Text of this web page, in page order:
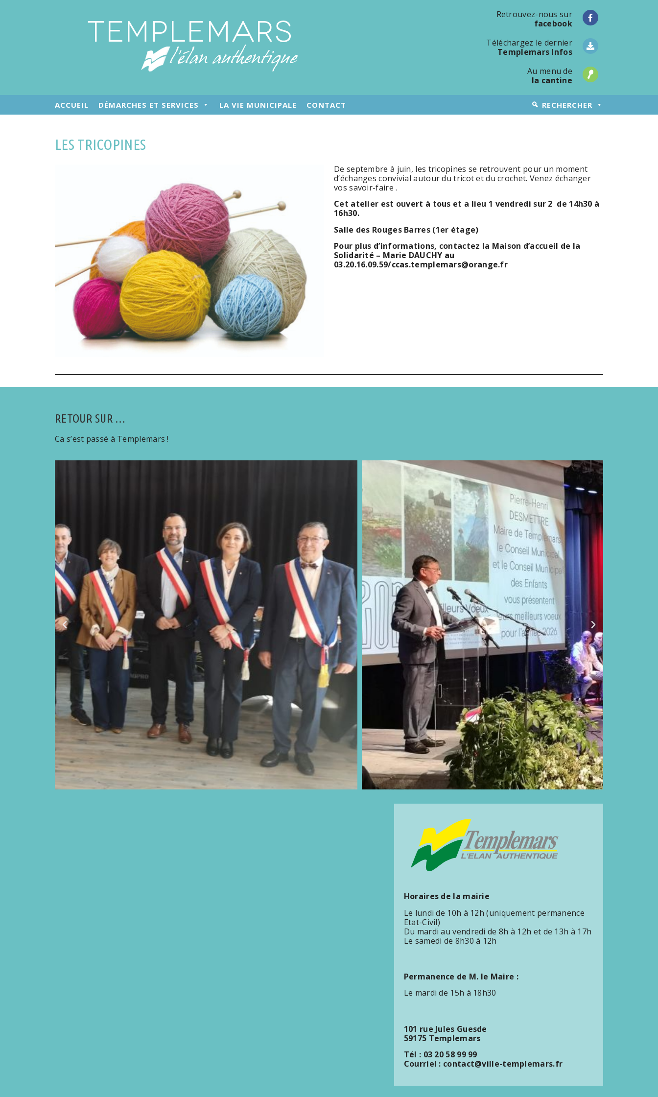
Retrouvez-nous sur
facebook
Téléchargez le dernier
Templemars Infos
Au menu de
la cantine
ACCUEIL DÉMARCHES ET SERVICES LA VIE MUNICIPALE CONTACT RECHERCHER
LES TRICOPINES
De septembre à juin, les tricopines se retrouvent pour un moment
d’échanges convivial autour du tricot et du crochet. Venez échanger
vos savoir-faire .
Cet atelier est ouvert à tous et a lieu 1 vendredi sur 2 de 14h30 à
16h30.
Salle des Rouges Barres (1er étage)
Pour plus d’informations, contactez la Maison d’accueil de la
Solidarité – Marie DAUCHY au
03.20.16.09.59/ccas.templemars@orange.fr
RETOUR SUR …
Ca s’est passé à Templemars !
Horaires de la mairie
Le lundi de 10h à 12h (uniquement permanence
Etat-Civil)
Du mardi au vendredi de 8h à 12h et de 13h à 17h
Le samedi de 8h30 à 12h
Permanence de M. le Maire :
Le mardi de 15h à 18h30
101 rue Jules Guesde
59175 Templemars
Tél : 03 20 58 99 99
Courriel : contact@ville-templemars.fr